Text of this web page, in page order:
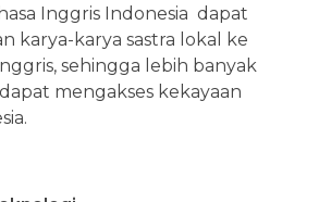
Inggris Indonesia dapat
karya-karya sastra lokal ke
sehingga lebih banyak
mengakses kekayaan